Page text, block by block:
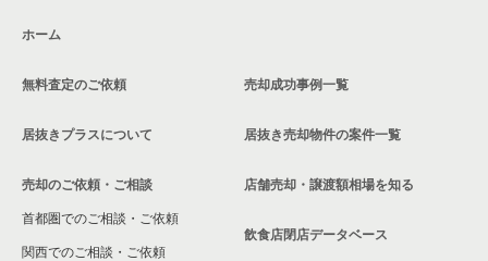
中野区の飲食店の居抜き売却物件の案件一覧
ホーム
無料査定のご依頼
居抜きプラスについて
売却のご依頼・ご相談
首都圏でのご相談・ご依頼
関西でのご相談・ご依頼
売却成功事例一覧
居抜き売却物件の案件一覧
店舗売却・譲渡額相場を知る
飲食店閉店データベース